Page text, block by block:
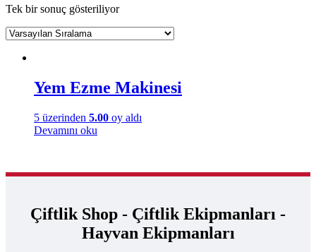
Tek bir sonuç gösteriliyor
Yem Ezme Makinesi
5 üzerinden 5.00 oy aldı
Devamını oku
Çiftlik Shop - Çiftlik Ekipmanları -
Hayvan Ekipmanları